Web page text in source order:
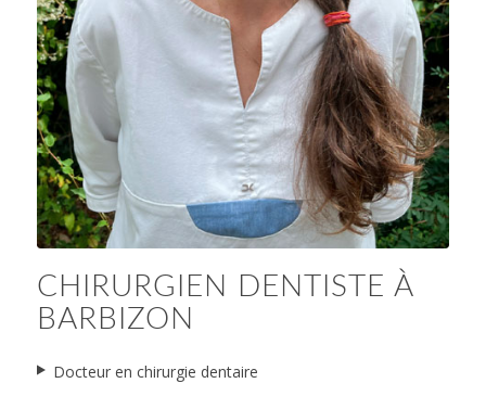
CHIRURGIEN DENTISTE À
BARBIZON
Docteur en chirurgie dentaire